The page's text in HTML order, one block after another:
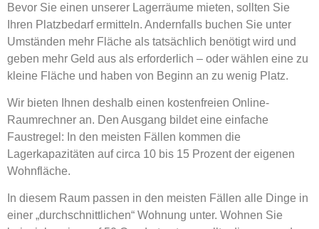
Bevor Sie einen unserer Lagerräume mieten, sollten Sie
Ihren Platzbedarf ermitteln. Andernfalls buchen Sie unter
Umständen mehr Fläche als tatsächlich benötigt wird und
geben mehr Geld aus als erforderlich – oder wählen eine zu
kleine Fläche und haben von Beginn an zu wenig Platz.
Wir bieten Ihnen deshalb einen kostenfreien Online-
Raumrechner an. Den Ausgang bildet eine einfache
Faustregel: In den meisten Fällen kommen die
Lagerkapazitäten auf circa 10 bis 15 Prozent der eigenen
Wohnfläche.
In diesem Raum passen in den meisten Fällen alle Dinge in
einer „durchschnittlichen“ Wohnung unter. Wohnen Sie